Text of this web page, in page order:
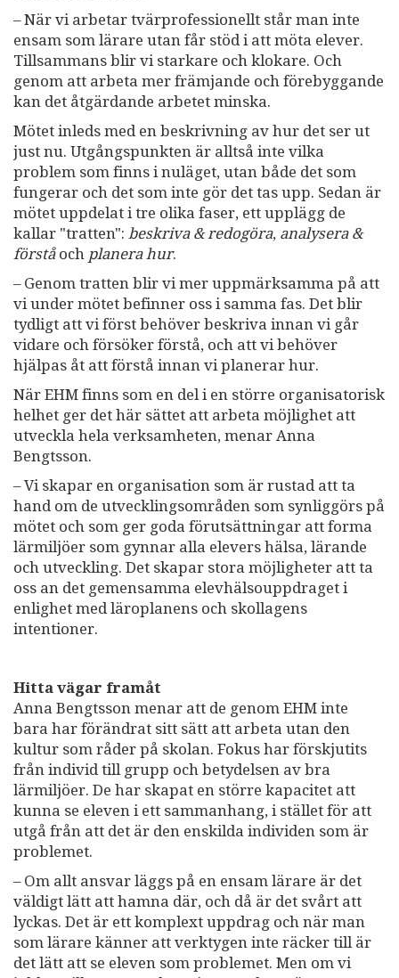
– När vi arbetar tvärprofessionellt står man inte
ensam som lärare utan får stöd i att möta elever.
Tillsammans blir vi starkare och klokare. Och
genom att arbeta mer främjande och förebyggande
kan det åtgärdande arbetet minska.
Mötet inleds med en beskrivning av hur det ser ut
just nu. Utgångspunkten är alltså inte vilka
problem som finns i nuläget, utan både det som
fungerar och det som inte gör det tas upp. Sedan är
mötet uppdelat i tre olika faser, ett upplägg de
kallar "tratten": beskriva & redogöra, analysera &
förståoch planera hur.
– Genom tratten blir vi mer uppmärksamma på att
vi under mötet befinner oss i samma fas. Det blir
tydligt att vi först behöver beskriva innan vi går
vidare och försöker förstå, och att vi behöver
hjälpas åt att förstå innan vi planerar hur.
När EHM finns som en del i en större organisatorisk
helhet ger det här sättet att arbeta möjlighet att
utveckla hela verksamheten, menar Anna
Bengtsson.
– Vi skapar en organisation som är rustad att ta
hand om de utvecklingsområden som synliggörs på
mötet och som ger goda förutsättningar att forma
lärmiljöer som gynnar alla elevers hälsa, lärande
och utveckling. Det skapar stora möjligheter att ta
oss an det gemensamma elevhälsouppdraget i
enlighet med läroplanens och skollagens
intentioner.
Hitta vägar framåt
Anna Bengtsson menar att de genom EHM inte
bara har förändrat sitt sätt att arbeta utan den
kultur som råder på skolan. Fokus har förskjutits
från individ till grupp och betydelsen av bra
lärmiljöer. De har skapat en större kapacitet att
kunna se eleven i ett sammanhang, i stället för att
utgå från att det är den enskilda individen som är
problemet.
– Om allt ansvar läggs på en ensam lärare är det
väldigt lätt att hamna där, och då är det svårt att
lyckas. Det är ett komplext uppdrag och när man
som lärare känner att verktygen inte räcker till är
det lätt att se eleven som problemet. Men om vi